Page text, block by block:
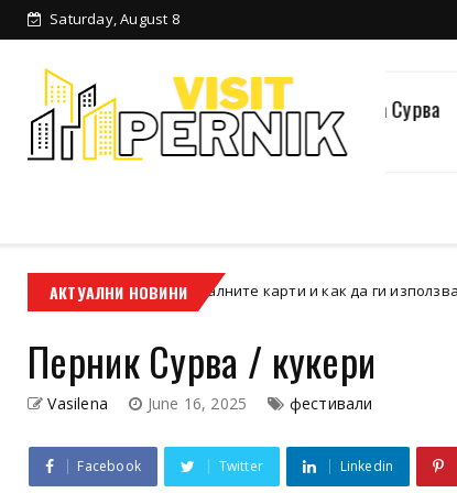
Saturday, August 8
Пернишките села в готовност за Сурва
АКТУАЛНИ НОВИНИ
менталните карти и как да ги използваме ефективно?
Перник Сурва / кукери
Vasilena June 16, 2025 фестивали
Facebook Twitter Linkedin